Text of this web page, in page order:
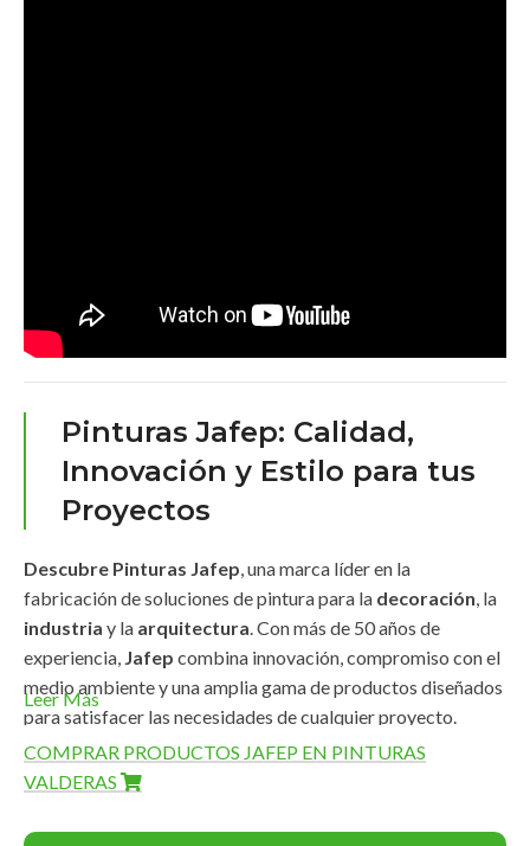
Pinturas Jafep: Calidad,
Innovación y Estilo para tus
Proyectos
Descubre Pinturas Jafep, una marca líder en la
fabricación de soluciones de pintura para la decoración, la
industria y la arquitectura. Con más de 50 años de
experiencia, Jafep combina innovación, compromiso con el
medio ambiente y una amplia gama de productos diseñados
para satisfacer las necesidades de cualquier proyecto.
Amplia Gama de Productos
Pinturas Jafepofrece una línea completa de productos de
Leer Más
COMPRAR PRODUCTOS JAFEP EN PINTURAS
VALDERAS